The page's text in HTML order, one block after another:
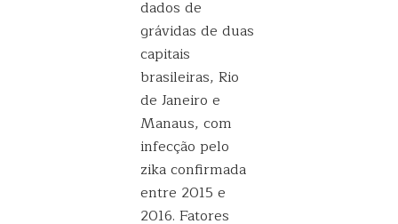
dados de
grávidas de duas
capitais
brasileiras, Rio
de Janeiro e
Manaus, com
infecção pelo
zika confirmada
entre 2015 e
2016. Fatores